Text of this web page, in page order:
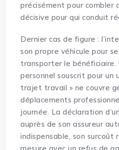
précisément pour combler
décisive pour qui conduit
Dernier cas de figure :
son propre véhicule pour
transporter le
personnel souscrit pour un
trajet travail » ne couvre
déplacements
journée. La déclaration
auprès de son assureur
indispensable, son surcoût